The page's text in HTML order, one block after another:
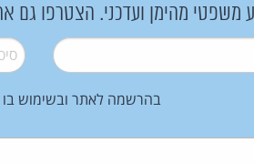
משפטי מהימן ועדכני. הצטרפו גם
בהרשמה לאתר ובשימוש